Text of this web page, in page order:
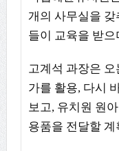
개의 사무실을
들이 교육을 받
고계석 과장은
가를 활용, 다시
보고, 유치원 원
용품을 전달할 계